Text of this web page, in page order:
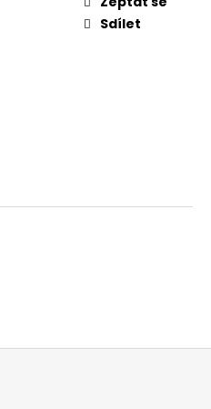
Sdílet